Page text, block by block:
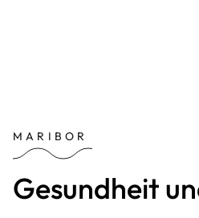
MARIBOR
Gesundheit